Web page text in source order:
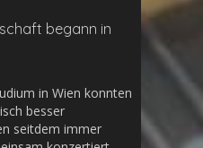
begann in
in Wien konnten
besser
seitdem immer